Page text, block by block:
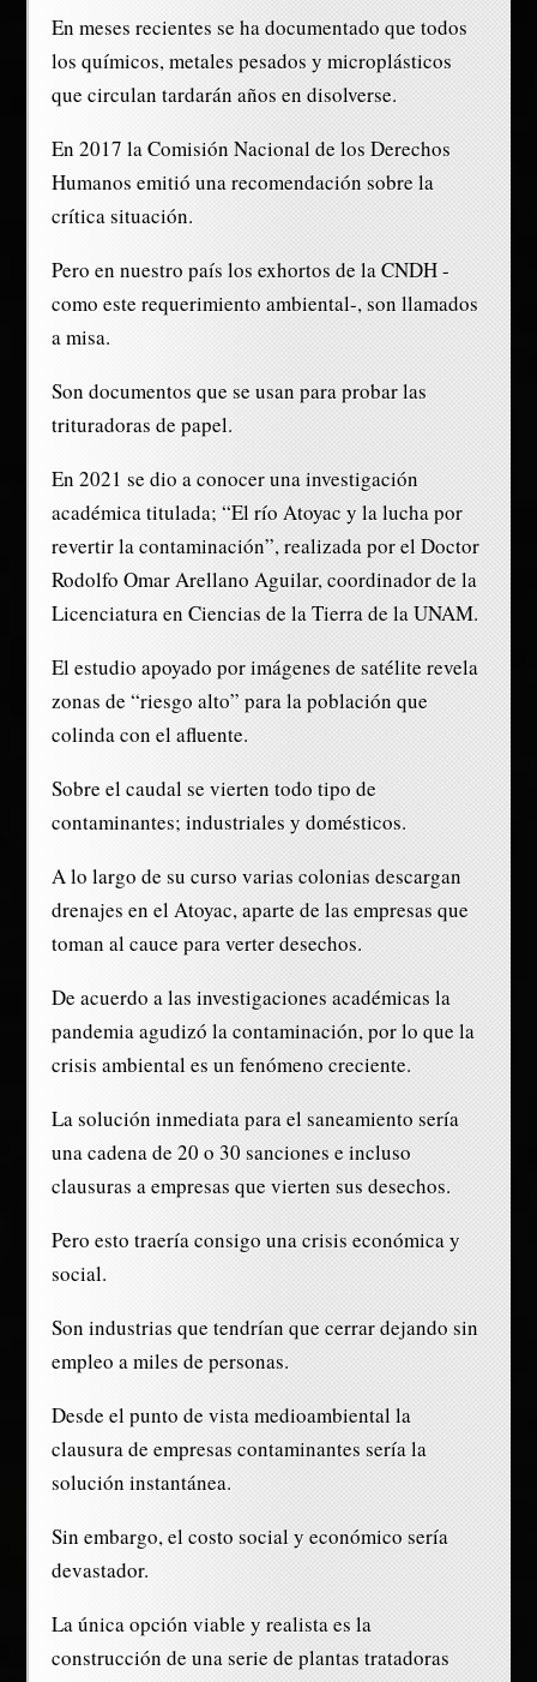
En meses recientes se ha documentado que todos
los químicos, metales pesados y microplásticos
que circulan tardarán años en disolverse.
En 2017 la Comisión Nacional de los Derechos
Humanos emitió una recomendación sobre la
crítica situación.
Pero en nuestro país los exhortos de la CNDH -
como este requerimiento ambiental-, son llamados
a misa.
Son documentos que se usan para probar las
trituradoras de papel.
En 2021 se dio a conocer una investigación
académica titulada; “El río Atoyac y la lucha por
revertir la contaminación”, realizada por el Doctor
Rodolfo Omar Arellano Aguilar, coordinador de la
Licenciatura en Ciencias de la Tierra de la UNAM.
El estudio apoyado por imágenes de satélite revela
zonas de “riesgo alto” para la población que
colinda con el afluente.
Sobre el caudal se vierten todo tipo de
contaminantes; industriales y domésticos.
A lo largo de su curso varias colonias descargan
drenajes en el Atoyac, aparte de las empresas que
toman al cauce para verter desechos.
De acuerdo a las investigaciones académicas la
pandemia agudizó la contaminación, por lo que la
crisis ambiental es un fenómeno creciente.
La solución inmediata para el saneamiento sería
una cadena de 20 o 30 sanciones e incluso
clausuras a empresas que vierten sus desechos.
Pero esto traería consigo una crisis económica y
social.
Son industrias que tendrían que cerrar dejando sin
empleo a miles de personas.
Desde el punto de vista medioambiental la
clausura de empresas contaminantes sería la
solución instantánea.
Sin embargo, el costo social y económico sería
devastador.
La única opción viable y realista es la
construcción de una serie de plantas tratadoras